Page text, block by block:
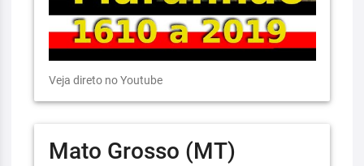
Veja direto no Youtube
Mato Grosso (MT)